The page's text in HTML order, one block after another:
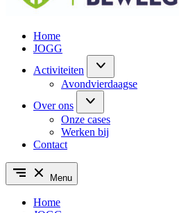
Home
JOGG
Activiteiten
Avondvierdaagse
Over ons
Onze cases
Werken bij
Contact
Menu
Home